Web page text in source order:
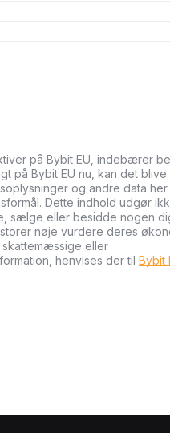
på Bybit EU, indebærer
på Bybit EU nu, kan det blive
og andre data her
Dette indhold udgør
sælge eller besidde nogen
nøje vurdere deres
eller
henvises der til Bybit